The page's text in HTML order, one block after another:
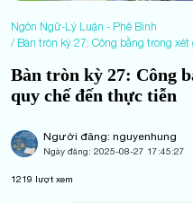
Ngôn Ngữ-Lý Luận - Phê Bình
Bàn tròn kỳ 27: Công bằng trong
Bàn tròn kỳ 27: Công
quy chế đến thực tiễn
Người đăng: nguyenhung
Ngày đăng: 2025-08-27 17:45:27
1219 lượt xem